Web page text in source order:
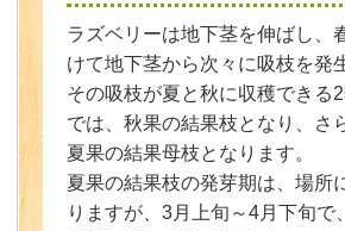
ラズベリーは地下茎を伸ばし、
けて地下茎から次々に吸枝を発
その吸枝が夏と秋に収穫できる
では、秋果の結果枝となり、さ
夏果の結果母枝となります。
夏果の結果枝の発芽期は、場所
りますが、3月上旬～4月下旬で